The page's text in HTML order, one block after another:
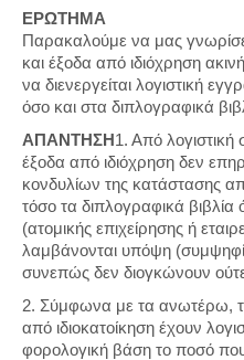
ΕΡΩΤΗΜΑ
Παρακαλούμε να μας
και έξοδα από ιδιόχρηση
να διενεργείται λογιστική
όσο και στα διπλογραφικά
ΑΠΑΝΤΗΣΗ1. Από
έξοδα από ιδιόχρηση δεν
κονδυλίων της κατάστασης
τόσο τα διπλογραφικά
(ατομικής επιχείρησης ή
λαμβάνονται υπόψη
συνεπώς δεν διογκώνουν
2. Σύμφωνα με τα ανωτέρω,
από ιδιοκατοίκηση έχουν
φορολογική βάση το ποσό